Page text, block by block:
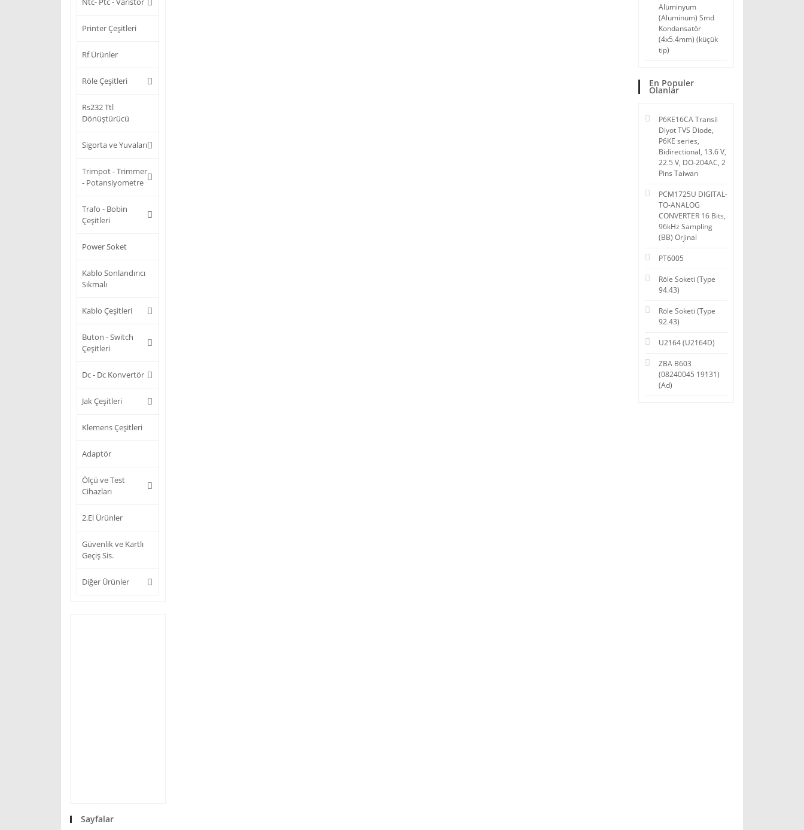
Printer Çeşitleri
Rf Ürünler
Röle Çeşitleri
Rs232 Ttl
Dönüştürücü
Sigorta ve Yuvaları
Trimpot - Trimmer
- Potansiyometre
Trafo - Bobin
Çeşitleri
Power Soket
Kablo Sonlandırıcı
Sıkmalı
Kablo Çeşitleri
Buton - Switch
Çeşitleri
Dc - Dc Konvertör
Jak Çeşitleri
Klemens Çeşitleri
Adaptör
Ölçü ve Test
Cihazları
2.El Ürünler
Güvenlik ve Kartlı
Geçiş Sis.
Diğer Ürünler
Sayfalar
Alüminyum
(Aluminum) Smd
Kondansatör
(4x5.4mm) (küçük
tip)
En Populer
Olanlar
P6KE16CA Transil
Diyot TVS Diode,
P6KE series,
Bidirectional, 13.6 V,
22.5 V, DO-204AC, 2
Pins Taiwan
PCM1725U DIGITAL-
TO-ANALOG
CONVERTER 16 Bits,
96kHz Sampling
(BB) Orjinal
PT6005
Röle Soketi (Type
94.43)
Röle Soketi (Type
92.43)
U2164 (U2164D)
ZBA B603
(08240045 19131)
(Ad)